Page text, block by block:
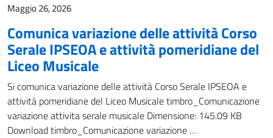
Maggio 26, 2026
Comunica variazione delle attività Corso
Serale IPSEOA e attività pomeridiane del
Liceo Musicale
Si comunica variazione delle attività Corso Serale IPSEOA e
attività pomeridiane del Liceo Musicale timbro_Comunicazione
variazione attivita serale musicale Dimensione: 145.09 KB
Download timbro_Comunicazione variazione …